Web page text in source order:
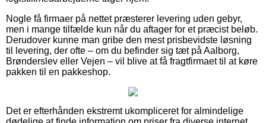
Nogle få firmaer på nettet præsterer levering uden gebyr,
men i mange tilfælde kun når du aftager for et præcist beløb.
Derudover kunne man gribe den mest prisbevidste løsning
til levering, der ofte – om du befinder sig tæt på Aalborg,
Brønderslev eller Vejen – vil blive at få fragtfirmaet til at køre
pakken til en pakkeshop.
Det er efterhånden ekstremt ukompliceret for almindelige